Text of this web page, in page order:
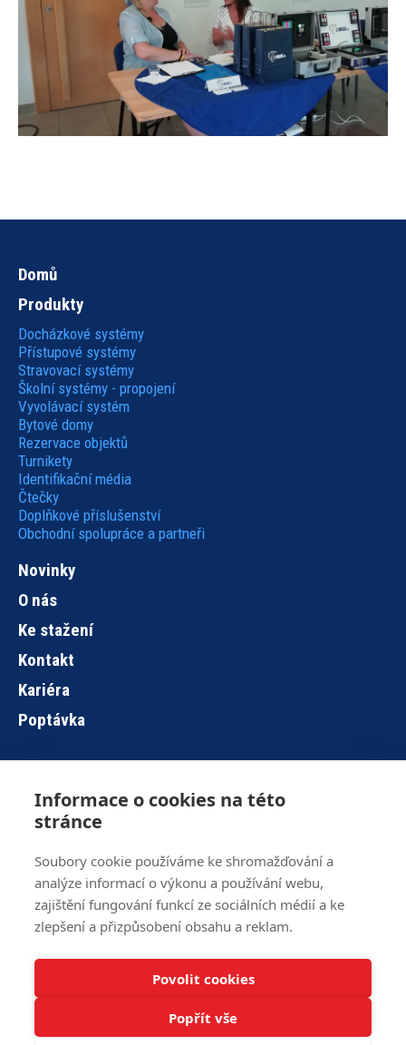
Informace o cookies na této
stránce
Soubory cookie používáme ke shromažďování a
analýze informací o výkonu a používání webu,
zajištění fungování funkcí ze sociálních médií a ke
zlepšení a přizpůsobení obsahu a reklam.
Povolit cookies
Popřít vše
Hlavní
navigace
Domů
Produkty
Docházkové systémy
Přístupové systémy
Stravovací systémy
Školní systémy - propojení
Vyvolávací systém
Bytové domy
Rezervace objektů
Turnikety
Identifikační média
Čtečky
Doplňkové příslušenství
Obchodní spolupráce a partneři
Novinky
O nás
Ke stažení
Kontakt
Kariéra
Poptávka
Hlavní
Brno
+420 515 919 840
Jihlava +420 567 586 104
info@z-ware.cz
Veškerá práva vyhrazena © 2016 – 2024 Z-WARE
web zpracovalJan Polzer